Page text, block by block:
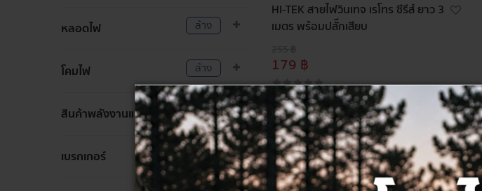
หลอดไฟ ล้าง
โคมไฟ ล้าง
สินค้าพลังงานแสงอาทิตย์ ล้าง
เบรกเกอร์ ล้าง
HI-TEK สายไฟวินเทจ เรโทร ซีรีส์ ยาว 3
เมตร พร้อมปลั๊กเสียบ
179 ฿
ลด
20%